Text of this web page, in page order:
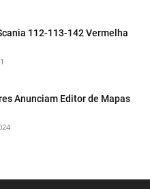
112-113-142 Vermelha
Anunciam Editor de Mapas